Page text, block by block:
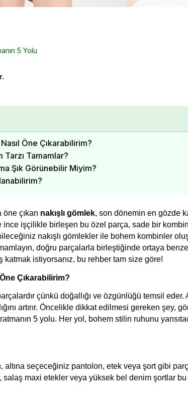
5 Yolu
Öne Çıkarabilirim?
Tarzı Tamamlar?
Şık Görünebilir Miyim?
çıkan nakışlı gömlek, son dönemin en gözde
ince işçilikle birleşen bu özel parça, sade bir
nakışlı gömlekler ile bohem kombinler
doğru parçalarla birleştiğinde ortaya
katmak istiyorsanız, bu rehber tam size göre!
Çıkarabilirim?
çünkü doğallığı ve özgünlüğü temsil eder.
artırır. Öncelikle dikkat edilmesi gereken şey,
5 yolu. Her yol, bohem stilin ruhunu
altına seçeceğiniz pantolon, etek veya şort gibi
maxi etekler veya yüksek bel denim şortlar bu